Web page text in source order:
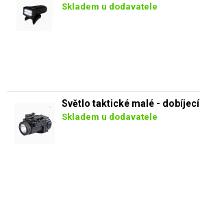
Skladem u dodavatele
Světlo taktické malé - dobíjecí
Skladem u dodavatele